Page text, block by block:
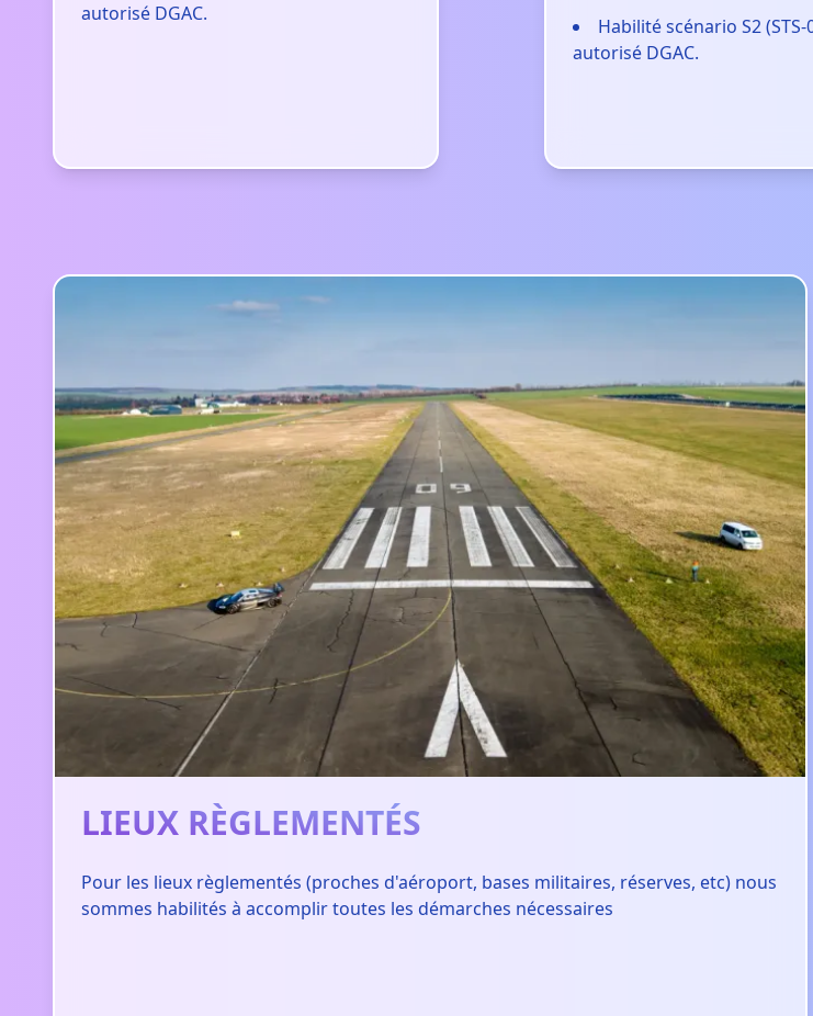
autorisé DGAC.
Habilité scénario S2 (STS-
autorisé DGAC.
LIEUX RÈGLEMENTÉS
Pour les lieux règlementés (proches d'aéroport, bases militaires, réserves, etc) nous
sommes habilités à accomplir toutes les démarches nécessaires